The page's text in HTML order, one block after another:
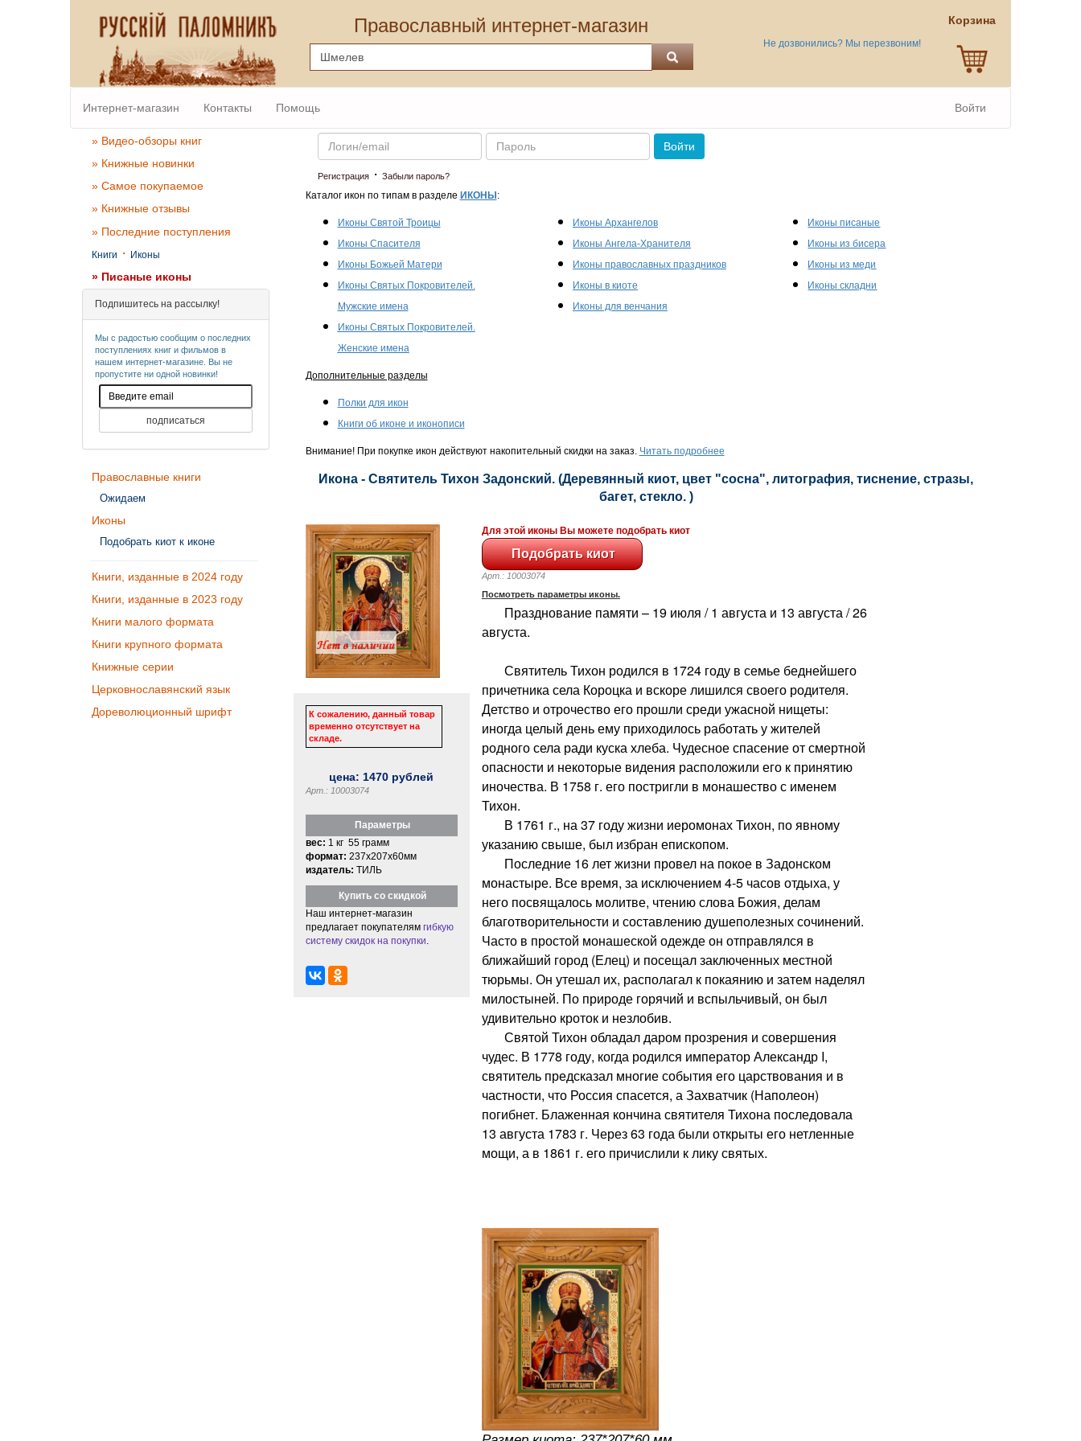
Православный интернет-магазин
Не дозвонились? Мы перезвоним!
Корзина
Интернет-магазин Контакты Помощь Войти
» Видео-обзоры книг
» Книжные новинки
» Самое покупаемое
» Книжные отзывы
» Последние поступления
Книги · Иконы
» Писаные иконы
Подпишитесь на рассылку!
Мы с радостью сообщим о последних
поступлениях книг и фильмов в
нашем интернет-магазине. Вы не
пропустите ни одной новинки!
Православные книги
Ожидаем
Иконы
Подобрать киот к иконе
Книги, изданные в 2024 году
Книги, изданные в 2023 году
Книги малого формата
Книги крупного формата
Книжные серии
Церковнославянский язык
Дореволюционный шрифт
Email Пароль
Войти
Регистрация· Забыли пароль?
Каталог икон по типам в разделе ИКОНЫ :
Иконы Святой Троицы
Иконы Спасителя
Иконы Божьей Матери
Иконы Святых Покровителей.
Мужские имена
Иконы Святых Покровителей.
Женские имена
Иконы Архангелов
Иконы Ангела-Хранителя
Иконы православных праздников
Иконы в киоте
Иконы для венчания
Иконы писаные
Иконы из бисера
Иконы из меди
Иконы складни
Дополнительные разделы
Полки для икон
Книги об иконе и иконописи
Внимание! При покупке икон действуют накопительный скидки на заказ. Читать подробнее
Икона - Святитель Тихон Задонский. (Деревянный киот, цвет "сосна", литография, тиснение, стразы,
багет, стекло. )
К сожалению, данный товар
временно отсутствует на
складе.
цена: 1470 рублей
Арт.: 10003074
Параметры
вес: 1 кг 55 грамм
формат: 237x207x60мм
издатель: ТИЛЬ
Купить со скидкой
Наш интернет-магазин
предлагает покупателям гибкую
систему скидок на покупки
Для этой иконы Вы можете подобрать киот
Арт.: 10003074
Посмотреть параметры иконы.
Празднование памяти – 19 июля / 1 августа и 13 августа / 26
августа.
Святитель Тихон родился в 1724 году в семье беднейшего
причетника села Короцка и вскоре лишился своего родителя.
Детство и отрочество его прошли среди ужасной нищеты:
иногда целый день ему приходилось работать у жителей
родного села ради куска хлеба. Чудесное спасение от смертной
опасности и некоторые видения расположили его к принятию
иночества. В 1758 г. его постригли в монашество с именем
Тихон.
В 1761 г., на 37 году жизни иеромонах Тихон, по явному
указанию свыше, был избран епископом.
Последние 16 лет жизни провел на покое в Задонском
монастыре. Все время, за исключением 4-5 часов отдыха, у
него посвящалось молитве, чтению слова Божия, делам
благотворительности и составлению душеполезных сочинений.
Часто в простой монашеской одежде он отправлялся в
ближайший город (Елец) и посещал заключенных местной
тюрьмы. Он утешал их, располагал к покаянию и затем наделял
милостыней. По природе горячий и вспыльчивый, он был
удивительно кроток и незлобив.
Святой Тихон обладал даром прозрения и совершения
чудес. В 1778 году, когда родился император Александр I,
святитель предсказал многие события его царствования и в
частности, что Россия спасется, а Захватчик (Наполеон)
погибнет. Блаженная кончина святителя Тихона последовала
13 августа 1783 г. Через 63 года были открыты его нетленные
мощи, а в 1861 г. его причислили к лику святых.